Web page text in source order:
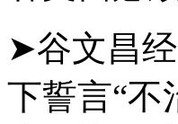
➤谷文昌
下誓言“不